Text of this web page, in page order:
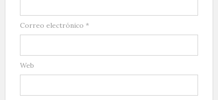
Correo electrónico *
Web